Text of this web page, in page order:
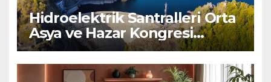
Hidroelektrik Santralleri Orta
Asya ve Hazar Kongresi
Bişkek’te Düzenlenecek